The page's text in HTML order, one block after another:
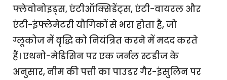
फ्लेवोनोइड्स, एंटीऑक्सिडेंट्स, एंटी-वायरल और
एंटी-इंफ्लेमेटरी यौगिकों से भरा होता है, जो
ग्लूकोज में वृद्धि को नियंत्रित करने में मदद करते
हैं। एथनो-मेडिसिन पर एक जर्नल स्टडीज के
अनुसार, नीम की पत्ती का पाउडर गैर-इंसुलिन पर